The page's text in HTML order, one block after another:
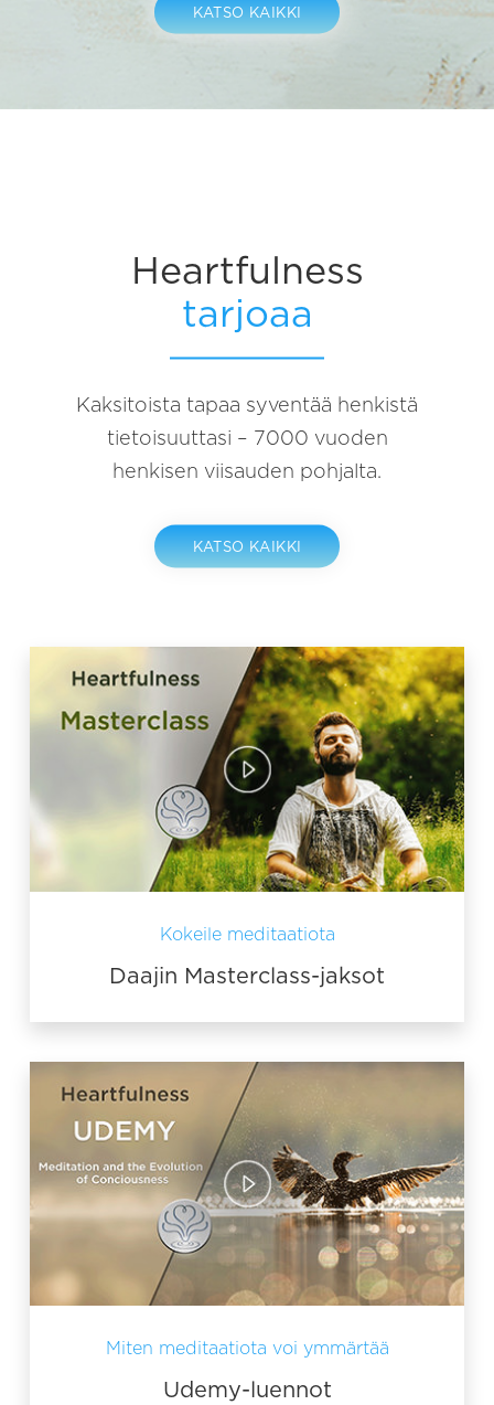
KATSO KAIKKI
Heartfulness
tarjoaa
Kaksitoista tapaa syventää henkistä
tietoisuuttasi – 7000 vuoden
henkisen viisauden pohjalta.
KATSO KAIKKI
Kokeile meditaatiota
Daajin Masterclass-jaksot
Miten meditaatiota voi ymmärtää
Udemy-luennot